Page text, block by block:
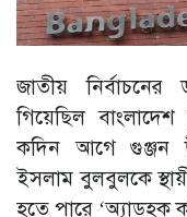
জাতীয়
গিয়েছিল বাংলাদেশ
কদিন আগে গুঞ্জন
ইসলাম বুলবুলকে
হতে পারে ‘অ্যাডহক